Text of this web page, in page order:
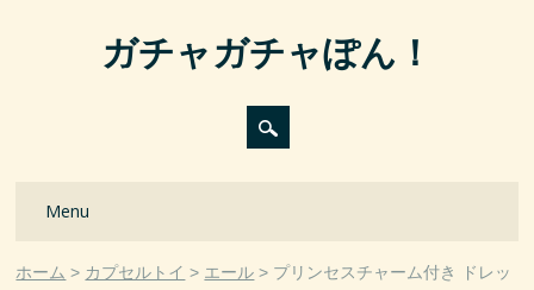
ガチャガチャぽん！
Main menu
Menu
ホーム カプセルトイ エール
プリンセスチャーム付き ドレッ